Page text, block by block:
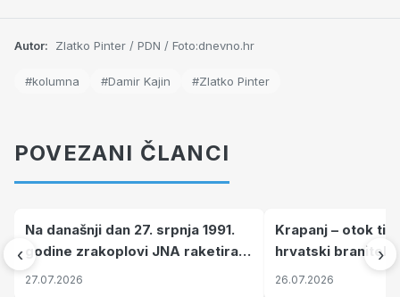
Autor: Zlatko Pinter / PDN / Foto:dnevno.hr
#kolumna #Damir Kajin #Zlatko Pinter
POVEZANI ČLANCI
‹
Na današnji dan 27. srpnja 1991.
godine zrakoplovi JNA raketirali
su vojarnu i obučni centar "Nikola
27.07.2026
Krapanj – otok
hrvatski branitelji
pronalaze mir
26.07.2026
›